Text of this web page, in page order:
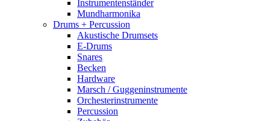
Instrumentenständer
Mundharmonika
Drums + Percussion
Akustische Drumsets
E-Drums
Snares
Becken
Hardware
Marsch / Guggeninstrumente
Orchesterinstrumente
Percussion